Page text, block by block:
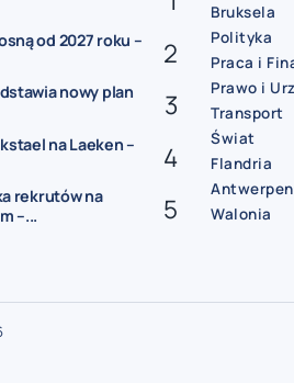
od 2027 roku –
nowy plan
na Laeken –
rekrutów na
–...
Bruksela
Polityka
Praca i
Prawo i
Transport
Świat
Flandria
Antwerpen
Walonia